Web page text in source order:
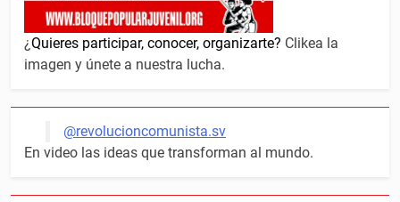
¿Quieres participar, conocer, organizarte? Clikea la
imagen y únete a nuestra lucha.
@revolucioncomunista.sv
En video las ideas que transforman al mundo.